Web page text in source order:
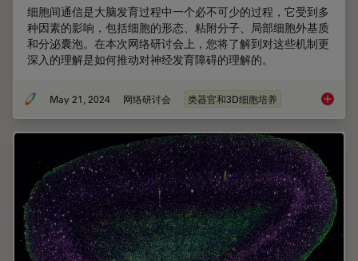
细胞间通信是大脑发育过程中一个必不可少的过程，它受到多
种因素的影响，包括细胞的形态、粘附分子、局部细胞外基质
和分泌囊泡。在本次网络研讨会上，您将了解到对这些机制更
深入的理解是如何推动对神经发育障碍的理解的。
May 21, 2024 网络研讨会 类器官和3D细胞培养 在神经